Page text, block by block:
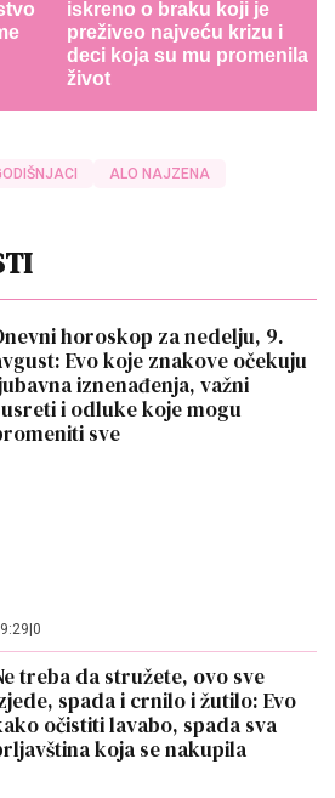
iskreno o braku koji je
preživeo najveću krizu i
deci koja su mu promenila
život
ALO NAJZENA
horoskop za nedelju, 9.
Evo koje znakove očekuju
iznenađenja, važni
i odluke koje mogu
sve
0
treba da stružete, ovo sve
spada i crnilo i žutilo: Evo
očistiti lavabo, spada sva
koja se nakupila